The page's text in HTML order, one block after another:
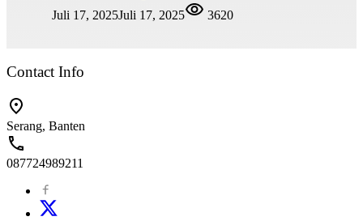
Juli 17, 2025Juli 17, 2025 3620
Contact Info
Serang, Banten
087724989211